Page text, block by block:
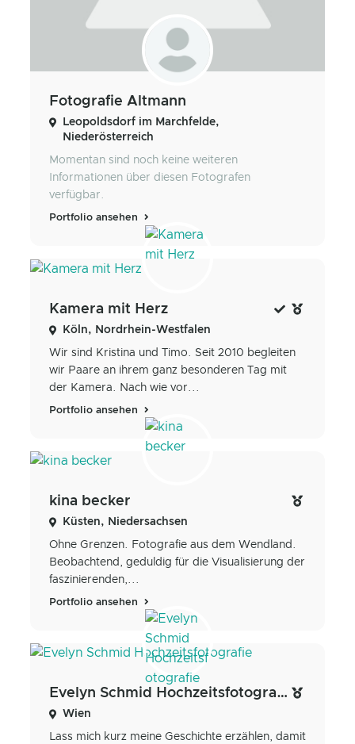
Fotografie Altmann
Leopoldsdorf im Marchfelde,
Niederösterreich
Momentan sind noch keine weiteren
Informationen über diesen Fotografen
verfügbar.
Portfolio ansehen
Kamera mit Herz
Köln, Nordrhein-Westfalen
Wir sind Kristina und Timo. Seit 2010 begleiten
wir Paare an ihrem ganz besonderen Tag mit
der Kamera. Nach wie vor...
Portfolio ansehen
kina becker
Küsten, Niedersachsen
Ohne Grenzen. Fotografie aus dem Wendland.
Beobachtend, geduldig für die Visualisierung der
faszinierenden,...
Portfolio ansehen
Evelyn Schmid Hochzeitsfotografie
Wien
Lass mich kurz meine Geschichte erzählen, damit